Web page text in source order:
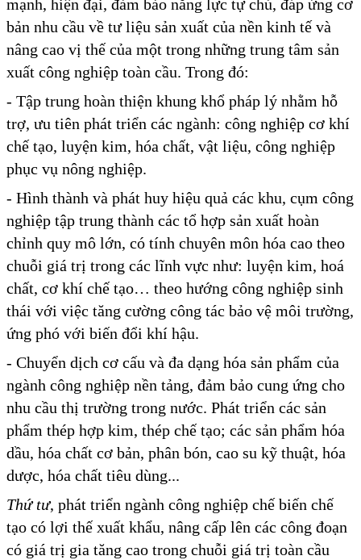
mạnh, hiện đại, đảm bảo năng lực tự chủ, đáp ứng cơ
bản nhu cầu về tư liệu sản xuất của nền kinh tế và
nâng cao vị thế của một trong những trung tâm sản
xuất công nghiệp toàn cầu. Trong đó:
- Tập trung hoàn thiện khung khổ pháp lý nhằm hỗ
trợ, ưu tiên phát triển các ngành: công nghiệp cơ khí
chế tạo, luyện kim, hóa chất, vật liệu, công nghiệp
phục vụ nông nghiệp.
- Hình thành và phát huy hiệu quả các khu, cụm công
nghiệp tập trung thành các tổ hợp sản xuất hoàn
chỉnh quy mô lớn, có tính chuyên môn hóa cao theo
chuỗi giá trị trong các lĩnh vực như: luyện kim, hoá
chất, cơ khí chế tạo… theo hướng công nghiệp sinh
thái với việc tăng cường công tác bảo vệ môi trường,
ứng phó với biến đổi khí hậu.
- Chuyển dịch cơ cấu và đa dạng hóa sản phẩm của
ngành công nghiệp nền tảng, đảm bảo cung ứng cho
nhu cầu thị trường trong nước. Phát triển các sản
phẩm thép hợp kim, thép chế tạo; các sản phẩm hóa
dầu, hóa chất cơ bản, phân bón, cao su kỹ thuật, hóa
dược, hóa chất tiêu dùng...
Thứ tư, phát triển ngành công nghiệp chế biến chế
tạo có lợi thế xuất khẩu, nâng cấp lên các công đoạn
có giá trị gia tăng cao trong chuỗi giá trị toàn cầu